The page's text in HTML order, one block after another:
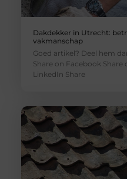
Dakdekker in Utrecht:
vakmanschap
Goed artikel? Deel hem
Share on Facebook Share
LinkedIn Share